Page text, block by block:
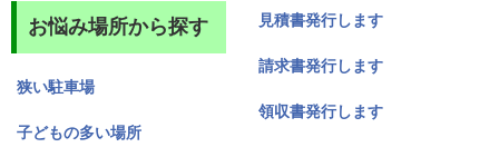
お悩み場所から探す
狭い駐車場
子どもの多い場所
見積書発行します
請求書発行します
領収書発行します